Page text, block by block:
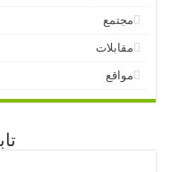
مجتمع
مقابلات
مواقع